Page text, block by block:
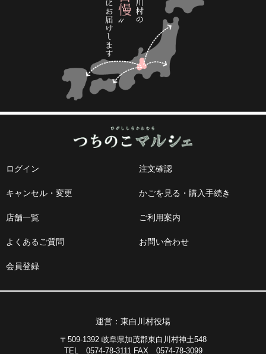
ログイン 注文確認
キャンセル・変更 かごを見る・購入手続き
店舗一覧 ご利用案内
よくあるご質問 お問い合わせ
会員登録
運営：東白川村役場
〒509-1392 岐阜県加茂郡東白川村神土548
TEL 0574-78-3111 FAX 0574-78-3099